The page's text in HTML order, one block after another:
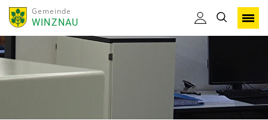
Gemeinde
WINZNAU